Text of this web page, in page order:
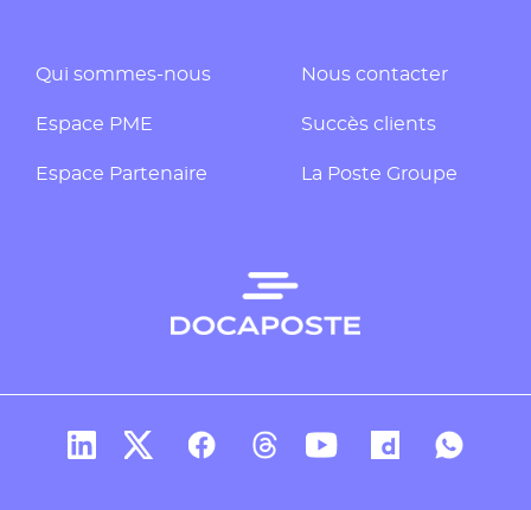
Qui sommes-nous
Espace PME
Espace Partenaire
Nous contacter
Succès clients
La Poste Groupe
Compte Linkedin de Docaposte
Compte X de Docaposte
Compte Facebook de Docaposte
Compte Threads de
Compte Youtube de
CompteCompte